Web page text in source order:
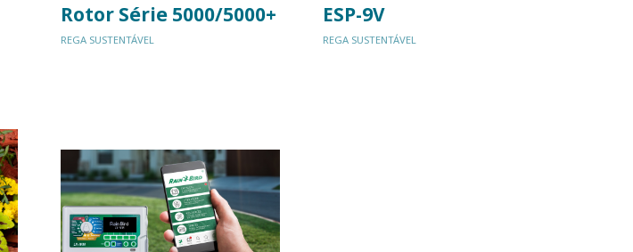
Rotor Série 5000/5000+
REGA SUSTENTÁVEL
ESP-9V
REGA SUSTENTÁVEL